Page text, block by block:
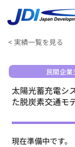
< 実績一覧を見る
民間企
太陽光蓄充電シ
た脱炭素交通モ
現在準備中です。